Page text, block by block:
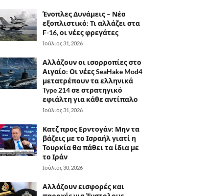
Ένοπλες Δυνάμεις – Νέο
εξοπλιστικό: Τι αλλάζει στα
F-16, οι νέες φρεγάτες
Ιούλιος 31, 2026
Αλλάζουν οι ισορροπίες στο
Αιγαίο: Οι νέες SeaHake Mod4
μετατρέπουν τα ελληνικά
Type 214 σε στρατηγικό
εφιάλτη για κάθε αντίπαλο
Ιούλιος 31, 2026
Κατζ προς Ερντογάν: Μην τα
βάζεις με το Ισραήλ γιατί η
Τουρκία θα πάθει τα ίδια με
το Ιράν
Ιούλιος 30, 2026
Αλλάζουν εισφορές και